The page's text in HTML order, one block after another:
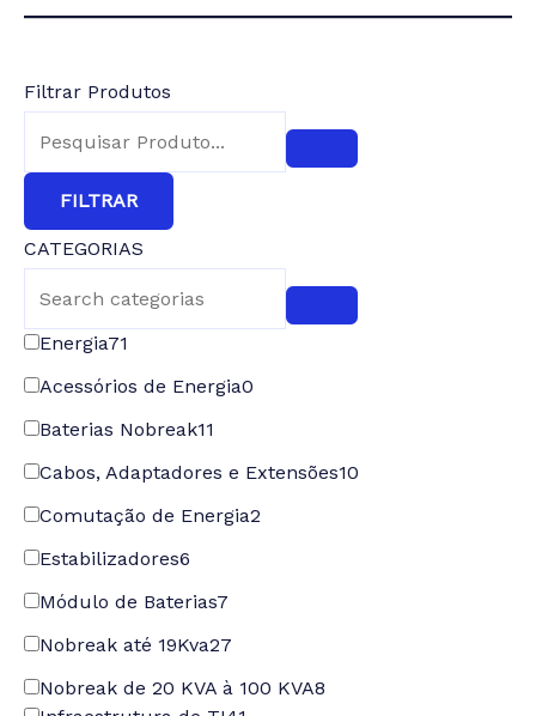
Filtrar Produtos
FILTRAR
CATEGORIAS
Energia71
Acessórios de Energia0
Baterias Nobreak11
Cabos, Adaptadores e Extensões10
Comutação de Energia2
Estabilizadores6
Módulo de Baterias7
Nobreak até 19Kva27
Nobreak de 20 KVA à 100 KVA8